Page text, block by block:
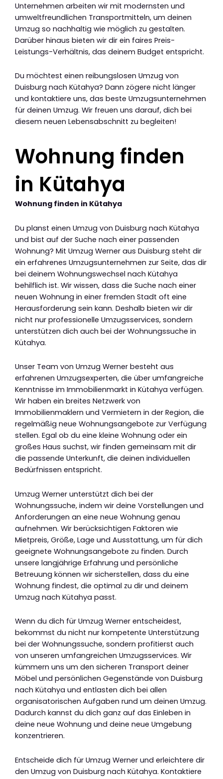
Unternehmen arbeiten wir mit modernsten und
umweltfreundlichen Transportmitteln, um deinen
Umzug so nachhaltig wie möglich zu gestalten.
Darüber hinaus bieten wir dir ein faires Preis-
Leistungs-Verhältnis, das deinem Budget entspricht.
Du möchtest einen reibungslosen Umzug von
Duisburg nach Kütahya? Dann zögere nicht länger
und kontaktiere uns, das beste Umzugsunternehmen
für deinen Umzug. Wir freuen uns darauf, dich bei
diesem neuen Lebensabschnitt zu begleiten!
Wohnung finden
in Kütahya
Wohnung finden in Kütahya
Du planst einen Umzug von Duisburg nach Kütahya
und bist auf der Suche nach einer passenden
Wohnung? Mit Umzug Werner aus Duisburg steht dir
ein erfahrenes Umzugsunternehmen zur Seite, das dir
bei deinem Wohnungswechsel nach Kütahya
behilflich ist. Wir wissen, dass die Suche nach einer
neuen Wohnung in einer fremden Stadt oft eine
Herausforderung sein kann. Deshalb bieten wir dir
nicht nur professionelle Umzugsservices, sondern
unterstützen dich auch bei der Wohnungssuche in
Kütahya.
Unser Team von Umzug Werner besteht aus
erfahrenen Umzugsexperten, die über umfangreiche
Kenntnisse im Immobilienmarkt in Kütahya verfügen.
Wir haben ein breites Netzwerk von
Immobilienmaklern und Vermietern in der Region, die
regelmäßig neue Wohnungsangebote zur Verfügung
stellen. Egal ob du eine kleine Wohnung oder ein
großes Haus suchst, wir finden gemeinsam mit dir
die passende Unterkunft, die deinen individuellen
Bedürfnissen entspricht.
Umzug Werner unterstützt dich bei der
Wohnungssuche, indem wir deine Vorstellungen und
Anforderungen an eine neue Wohnung genau
aufnehmen. Wir berücksichtigen Faktoren wie
Mietpreis, Größe, Lage und Ausstattung, um für dich
geeignete Wohnungsangebote zu finden. Durch
unsere langjährige Erfahrung und persönliche
Betreuung können wir sicherstellen, dass du eine
Wohnung findest, die optimal zu dir und deinem
Umzug nach Kütahya passt.
Wenn du dich für Umzug Werner entscheidest,
bekommst du nicht nur kompetente Unterstützung
bei der Wohnungssuche, sondern profitierst auch
von unseren umfangreichen Umzugsservices. Wir
kümmern uns um den sicheren Transport deiner
Möbel und persönlichen Gegenstände von Duisburg
nach Kütahya und entlasten dich bei allen
organisatorischen Aufgaben rund um deinen Umzug.
Dadurch kannst du dich ganz auf das Einleben in
deine neue Wohnung und deine neue Umgebung
konzentrieren.
Entscheide dich für Umzug Werner und erleichtere dir
den Umzug von Duisburg nach Kütahya. Kontaktiere